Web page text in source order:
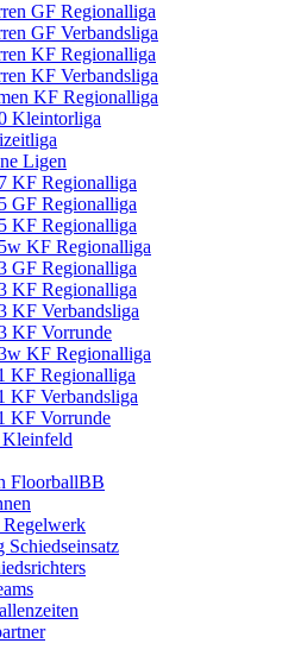
GF Regionalliga
GF Verbandsliga
KF Regionalliga
KF Verbandsliga
KF Regionalliga
Kleintorliga
Ligen
KF Regionalliga
GF Regionalliga
KF Regionalliga
KF Regionalliga
GF Regionalliga
KF Regionalliga
KF Verbandsliga
KF Vorrunde
KF Regionalliga
KF Regionalliga
KF Verbandsliga
KF Vorrunde
FloorballBB
Regelwerk
Schiedseinsatz